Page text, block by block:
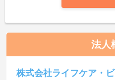
法人
株式会社ライフケア・